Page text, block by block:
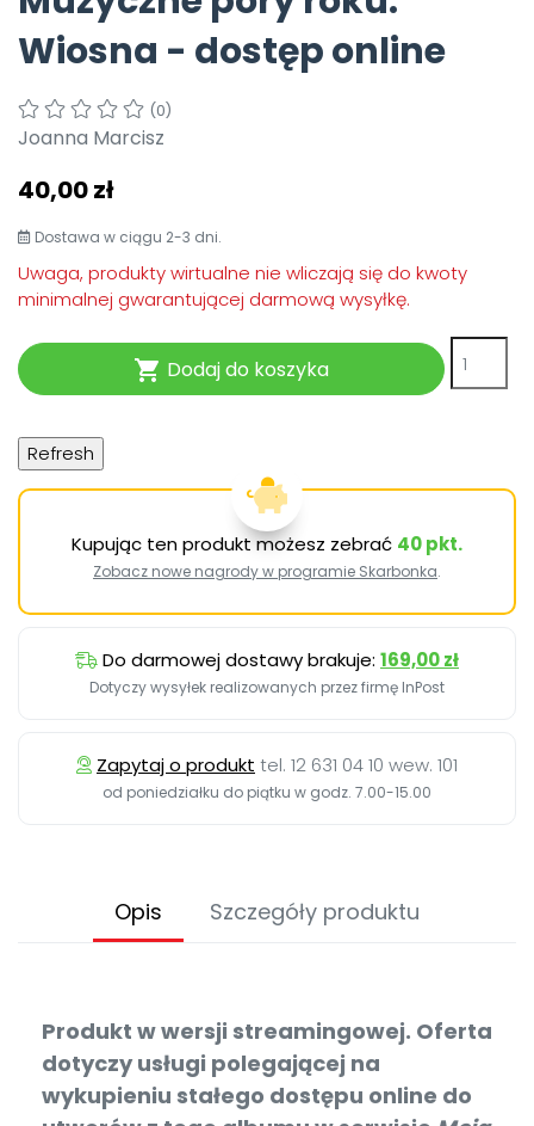
Pomoc
Wiosna - dostęp online
(0)
Joanna Marcisz
40,00 zł
Dostawa w ciągu 2-3 dni.
Uwaga, produkty wirtualne nie wliczają się do kwoty
minimalnej gwarantującej darmową wysyłkę.
 Dodaj do koszyka
Kupując ten produkt możesz zebrać 40pkt.
Zobacz nowe nagrody w programie Skarbonka.
Do darmowej dostawy brakuje: 169,00 zł
Dotyczy wysyłek realizowanych przez firmę InPost
Zapytaj o produkt tel. 12 631 04 10 wew. 101
od poniedziałku do piątku w godz. 7.00-15.00
Opis Szczegóły produktu
Produkt w wersji streamingowej. Oferta
dotyczy usługi polegającej na
wykupieniu stałego dostępu online do